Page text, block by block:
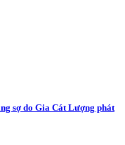
sợ do Gia Cát Lượng phát